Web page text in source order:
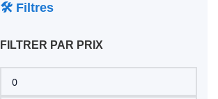
🛠️ Filtres
FILTRER PAR PRIX